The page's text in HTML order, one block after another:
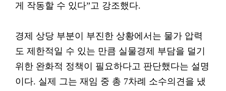
게 작동할 수 있다”고 강조했다.
경제 상당 부분이 부진한 상황에서는 물가 압력
도 제한적일 수 있는 만큼 실물경제 부담을 덜기
위한 완화적 정책이 필요하다고 판단했다는 설명
이다. 실제 그는 재임 중 총 7차례 소수의견을 냈